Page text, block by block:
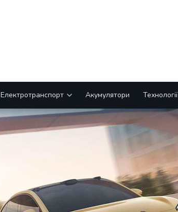
Електротранспорт Акумулятори Технології